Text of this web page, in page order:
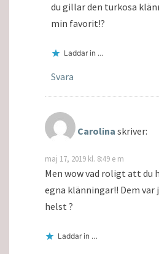
du gillar den turkosa
min favorit!?
Laddar in …
Svara
Carolina skriver:
maj 17, 2019 kl. 8:49 e m
Men wow vad roligt att du
egna klänningar!! Dem var
helst ?
Laddar in …